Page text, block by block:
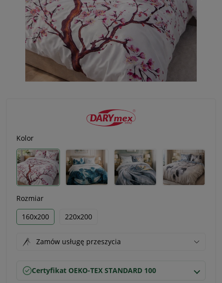
Kolor
Rozmiar
160x200
220x200
Zamów usługę przeszycia
Certyfikat OEKO-TEX STANDARD 100